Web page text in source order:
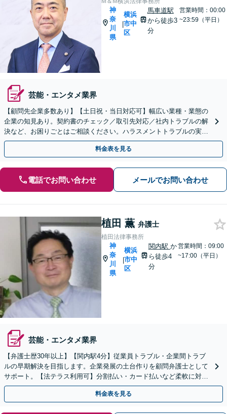
神
奈
川
県
|
横浜
市中
区
馬車道駅
から徒歩3
分
営業時間：00:00
~23:59（平日）
芸能・エンタメ業界
【顧問先企業多数あり】【土日祝・当日対応可】幅広い業種・業態の
企業の知見あり。契約書のチェック／取引先対応／社内トラブルの解
決など、お困りごとはご相談ください。ハラスメントトラブルの実績
も多く、研修等にも対応いたします【弁護士歴30年】
料金表を見る
電話でお問い合わせ メールでお問い合わせ
植田 薫 弁護士
植田法律事務所
神
奈
川
県
|
横浜
市中
区
関内駅 か
ら徒歩4
分
営業時間：09:00
~17:00（平日）
芸能・エンタメ業界
【弁護士歴30年以上】【関内駅4分】従業員トラブル・企業間トラブ
ルの早期解決を目指します。企業発展の土台作りを顧問弁護士として
サポート。【法テラス利用可】分割払い・カード払いなど柔軟に対応
【休日・夜間面談可】【電話／メール／ビデオ面談可】
料金表を見る